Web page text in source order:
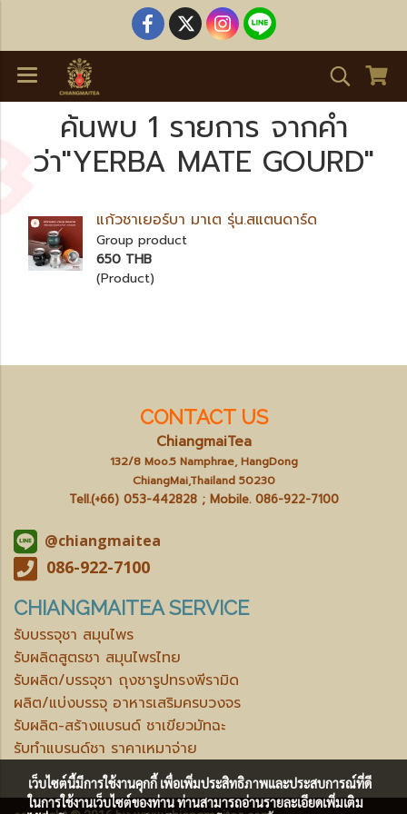
ค้นพบ 1 รายการ จากคำ
ว่า"YERBA MATE GOURD"
แก้วชาเยอร์บา มาเต รุ่น.สแตนดาร์ด
Group product
650 THB
(Product)
CONTACT US
ChiangmaiTea
132/8 Moo.5 Namphrae, HangDong
ChiangMai,Thailand 50230
Tell.(+66) 053-442828 ; Mobile. 086-922-7100
@chiangmaitea
086-922-7100
CHIANGMAITEA SERVICE
รับบรรจุชา สมุนไพร
รับผลิตสูตรชา สมุนไพรไทย
รับผลิต/บรรจุชา ถุงชารูปทรงพีรามิด
ผลิต/แบ่งบรรจุ อาหารเสริมครบวงจร
รับผลิต-สร้างแบรนด์ ชาเขียวมัทฉะ
รับทำแบรนด์ชา ราคาเหมาจ่าย
เว็บไซต์นี้มีการใช้งานคุกกี้ เพื่อเพิ่มประสิทธิภาพและประสบการณ์ที่ดี
ในการใช้งานเว็บไซต์ของท่าน ท่านสามารถอ่านรายละเอียดเพิ่มเติม